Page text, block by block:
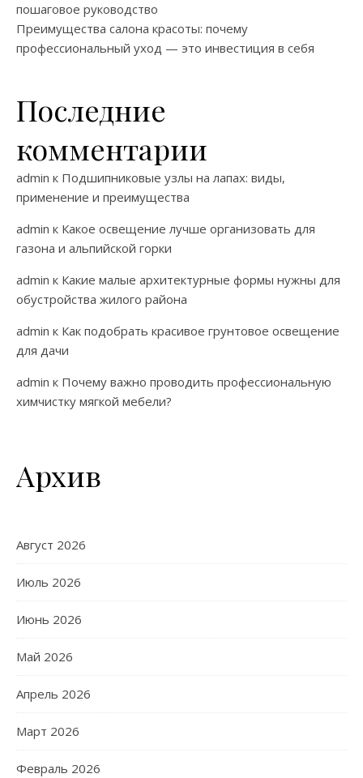
пошаговое руководство
Преимущества салона красоты: почему
профессиональный уход — это инвестиция в себя
Последние
комментарии
admin к Подшипниковые узлы на лапах: виды,
применение и преимущества
admin к Какое освещение лучше организовать для
газона и альпийской горки
admin к Какие малые архитектурные формы нужны для
обустройства жилого района
admin к Как подобрать красивое грунтовое освещение
для дачи
admin к Почему важно проводить профессиональную
химчистку мягкой мебели?
Архив
Август 2026
Июль 2026
Июнь 2026
Май 2026
Апрель 2026
Март 2026
Февраль 2026